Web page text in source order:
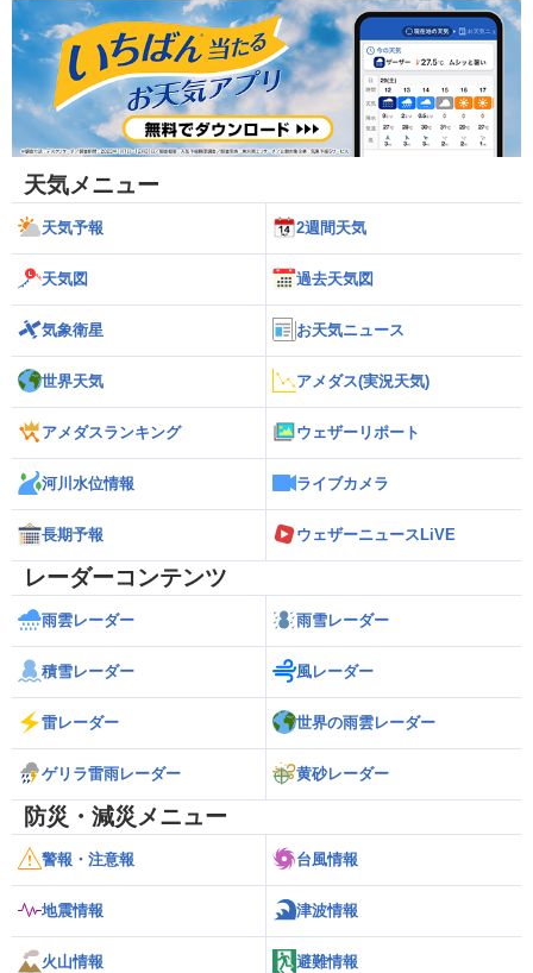
天気メニュー
天気予報 2週間天気
天気図 過去天気図
気象衛星 お天気ニュース
世界天気 アメダス(実況天気)
アメダスランキング ウェザーリポート
河川水位情報 ライブカメラ
長期予報 ウェザーニュースLiVE
レーダーコンテンツ
雨雲レーダー 雨雪レーダー
積雪レーダー 風レーダー
雷レーダー 世界の雨雲レーダー
ゲリラ雷雨レーダー 黄砂レーダー
防災・減災メニュー
警報・注意報 台風情報
地震情報 津波情報
火山情報 避難情報